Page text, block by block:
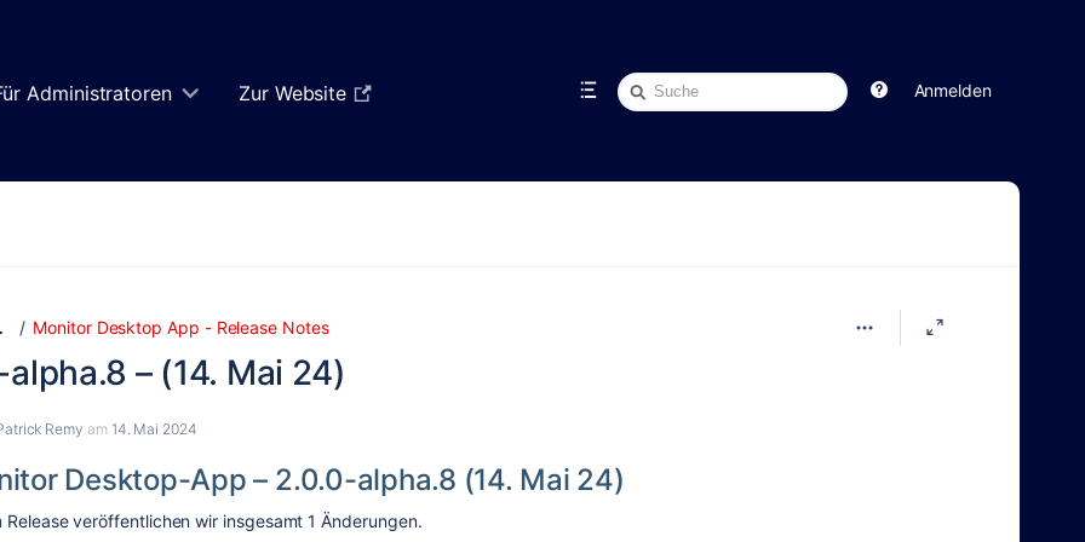
Administratoren Zur Website Anmelden
Schnellsuche
Monitor Desktop App - Release Notes
des
Banners
des
Banners
– (14. Mai 24)
Remy am 14. Mai 2024
Desktop-App – 2.0.0-alpha.8 (14. Mai 24)
Release veröffentlichen wir insgesamt1 Änderungen.